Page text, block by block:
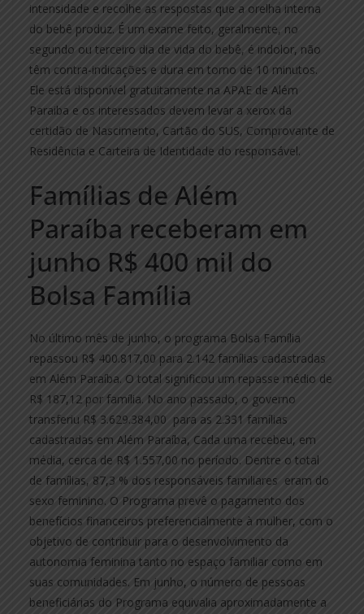
intensidade e recolhe as respostas que a orelha interna
do bebê produz. É um exame feito, geralmente, no
segundo ou terceiro dia de vida do bebê, é indolor, não
têm contra-indicações e dura em torno de 10 minutos.
Ele está disponível gratuitamente na APAE de Além
Paraiba e os interessados devem levar a xerox da
certidão de Nascimento, Cartão do SUS, Comprovante de
Residência e Carteira de Identidade do responsável.
Famílias de Além
Paraíba receberam em
junho R$ 400 mil do
Bolsa Família
No último mês de junho, o programa Bolsa Família
repassou R$ 400.817,00 para 2.142 famílias cadastradas
em Além Paraíba. O total significou um repasse médio de
R$ 187,12 por família. No ano passado, o governo
transferiu R$ 3.629.384,00 para as 2.331 famílias
cadastradas em Além Paraíba, Cada uma recebeu, em
média, cerca de R$ 1.557,00 no período. Dentre o total
de famílias, 87,3 % dos responsáveis familiares eram do
sexo feminino. O Programa prevê o pagamento dos
benefícios financeiros preferencialmente à mulher, com o
objetivo de contribuir para o desenvolvimento da
autonomia feminina tanto no espaço familiar como em
suas comunidades. Em junho, o número de pessoas
beneficiárias do Programa equivalia aproximadamente a